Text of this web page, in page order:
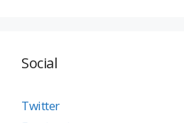
Social
Twitter